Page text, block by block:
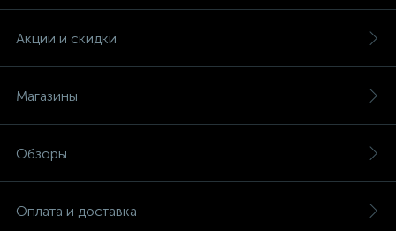
Акции и скидки
Магазины
Обзоры
Оплата и доставка